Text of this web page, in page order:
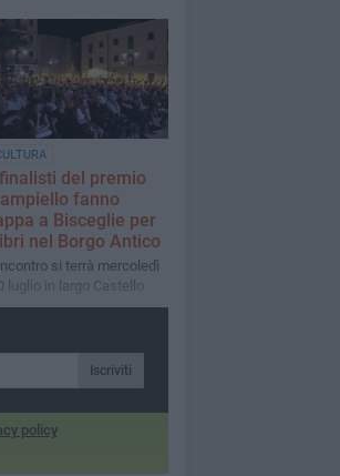
I finalisti del premio
fanno
a Bisceglie per
nel Borgo Antico
si terrà mercoledì
luglio in largo Castello
Iscriviti
policy